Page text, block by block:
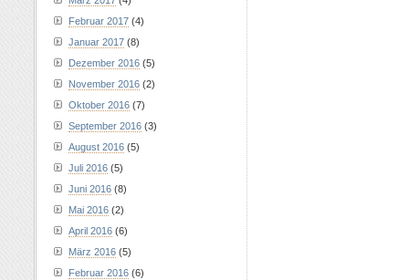
Februar 2017 (4)
Januar 2017 (8)
Dezember 2016 (5)
November 2016 (2)
Oktober 2016 (7)
September 2016 (3)
August 2016 (5)
Juli 2016 (5)
Juni 2016 (8)
Mai 2016 (2)
April 2016 (6)
März 2016 (5)
Februar 2016 (6)